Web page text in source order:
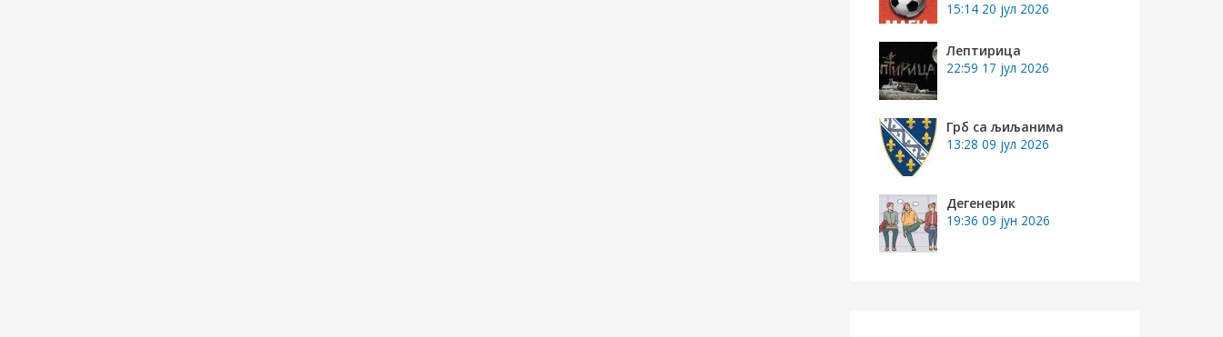
:
15:14 20 јул 2026
Лептирица
22:59 17 јул 2026
Грб са љиљанима
13:28 09 јул 2026
Дегенерик
19:36 09 јун 2026